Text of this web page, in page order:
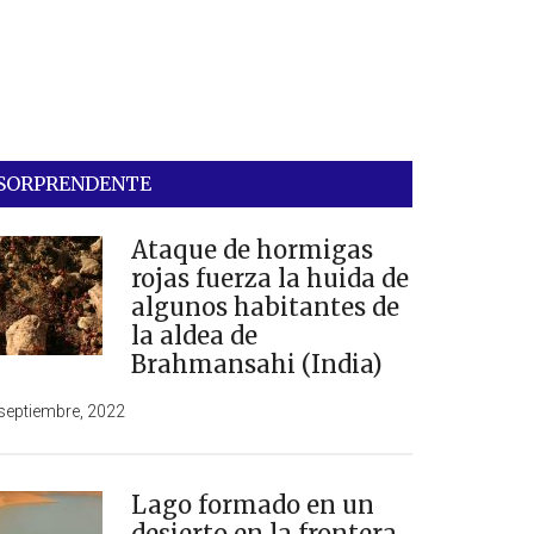
Ataque de hormigas
rojas fuerza la huida de
algunos habitantes de
la aldea de
Brahmansahi (India)
2022
Lago formado en un